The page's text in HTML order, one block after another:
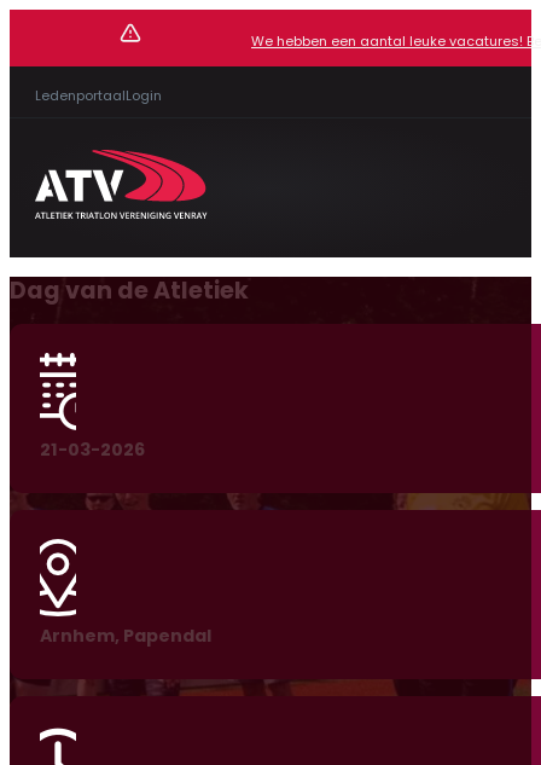
We hebben een aantal leuke vacatures!
LedenportaalLogin
Dag van de Atletiek
21-03-2026
Arnhem, Papendal